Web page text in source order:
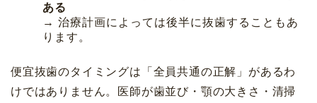
ある
→ 治療計画によっては後半に抜歯することもあ
ります。
便宜抜歯のタイミングは「全員共通の正解」があるわ
けではありません。医師が歯並び・顎の大きさ・清掃